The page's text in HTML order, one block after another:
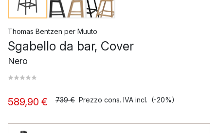
Thomas Bentzen per Muuto
Sgabello da bar, Cover
Nero
589,90 € 739 € Prezzo cons. IVA incl. (-20%)